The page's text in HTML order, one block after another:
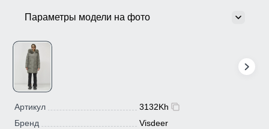
Параметры модели на фото
Артикул
3132Kh
Бренд
Visdeer